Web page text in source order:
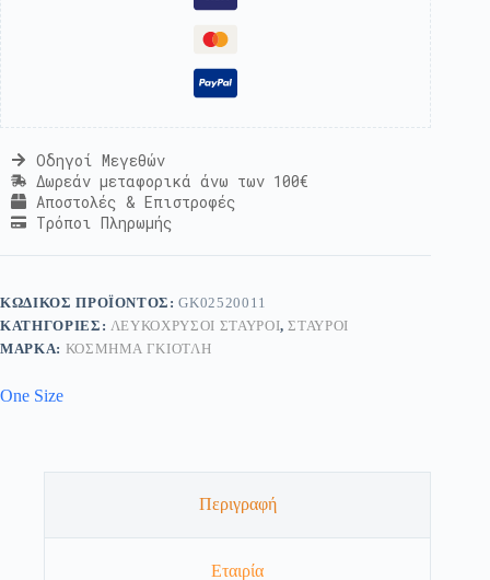
Οδηγοί Μεγεθών
Δωρεάν μεταφορικά άνω των 100€
Αποστολές & Επιστροφές
Τρόποι Πληρωμής
ΚΩΔΙΚΌΣ ΠΡΟΪΌΝΤΟΣ:GK02520011
ΚΑΤΗΓΟΡΊΕΣ: ΛΕΥΚΌΧΡΥΣΟΙ ΣΤΑΥΡΟΊ,ΣΤΑΥΡΟΊ
ΜΆΡΚΑ: ΚΟΣΜΗΜΑ ΓΚΙΟΤΛΗ
One Size
Περιγραφή
Εταιρία